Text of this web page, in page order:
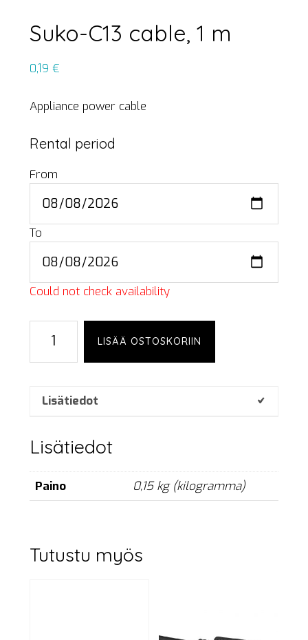
Suko-C13 cable, 1 m
0,19 €
Appliance power cable
Rental period
From
To
Could not check availability
cable,
LISÄÄ OSTOSKORIIN
Lisätiedot
Lisätiedot
Paino 0,15 kg (kilogramma)
Tutustu myös